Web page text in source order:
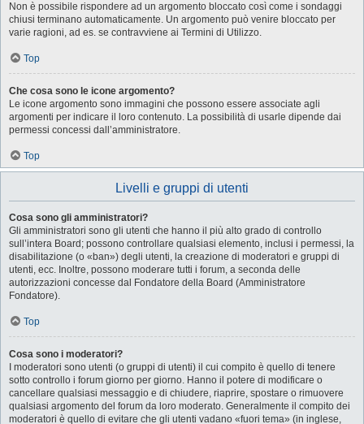
Non è possibile rispondere ad un argomento bloccato così come i sondaggi
chiusi terminano automaticamente. Un argomento può venire bloccato per
varie ragioni, ad es. se contravviene ai Termini di Utilizzo.
Top
Che cosa sono le icone argomento?
Le icone argomento sono immagini che possono essere associate agli
argomenti per indicare il loro contenuto. La possibilità di usarle dipende dai
permessi concessi dall’amministratore.
Top
Livelli e gruppi di utenti
Cosa sono gli amministratori?
Gli amministratori sono gli utenti che hanno il più alto grado di controllo
sull’intera Board; possono controllare qualsiasi elemento, inclusi i permessi, la
disabilitazione (o «ban») degli utenti, la creazione di moderatori e gruppi di
utenti, ecc. Inoltre, possono moderare tutti i forum, a seconda delle
autorizzazioni concesse dal Fondatore della Board (Amministratore
Fondatore).
Top
Cosa sono i moderatori?
I moderatori sono utenti (o gruppi di utenti) il cui compito è quello di tenere
sotto controllo i forum giorno per giorno. Hanno il potere di modificare o
cancellare qualsiasi messaggio e di chiudere, riaprire, spostare o rimuovere
qualsiasi argomento del forum da loro moderato. Generalmente il compito dei
moderatori è quello di evitare che gli utenti vadano «fuori tema» (in inglese,